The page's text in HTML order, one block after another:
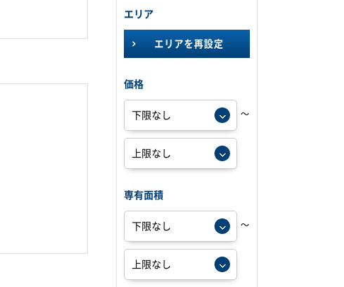
エリア
エリアを再設定
価格
～
専有面積
～